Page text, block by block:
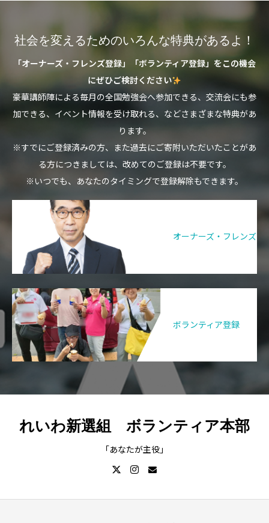
社会を変えるためのいろんな特典があるよ！
「オーナーズ・フレンズ登録」「ボランティア登録」をこの機会
にぜひご検討ください
豪華講師陣による毎月の全国勉強会へ参加できる、交流会にも参
加できる、イベント情報を受け取れる、などさまざまな特典があ
ります。
※すでにご登録済みの方、また過去にご寄附いただいたことがあ
る方につきましては、改めてのご登録は不要です。
※いつでも、あなたのタイミングで登録解除もできます。
オーナーズ・フレンズ
ボランティア登録
れいわ新選組 ボランティア本部
「あなたが主役」